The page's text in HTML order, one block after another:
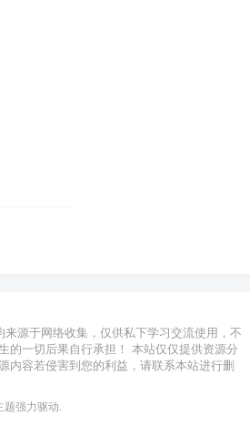
源于网络收集，仅供私下学习交流使用，不
的一切后果自行承担！ 本站仅仅提供资源分
内容若侵害到您的利益，请联系本站进行删
题强力驱动.